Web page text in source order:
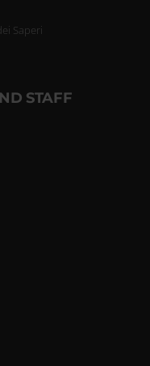
Saperi
STAFF